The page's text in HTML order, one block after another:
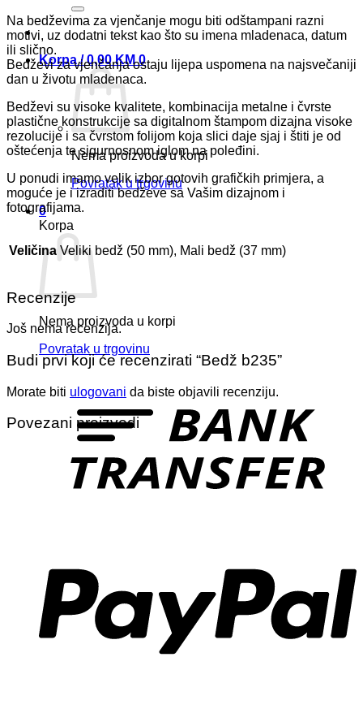
Korpa /0,00KM 0
Nema proizvoda u korpi
Povratak u trgovinu
0
Korpa
Nema proizvoda u korpi
Povratak u trgovinu
Na bedževima za vjenčanje mogu biti odštampani razni
motivi, uz dodatni tekst kao što su imena mladenaca, datum
ili slično.
Bedževi za vjenčanja ostaju lijepa uspomena na najsvečaniji
dan u životu mladenaca.
Bedževi su visoke kvalitete, kombinacija metalne i čvrste
plastične konstrukcije sa digitalnom štampom dizajna visoke
rezolucije i sa čvrstom folijom koja slici daje sjaj i štiti je od
oštećenja te sigurnosnom iglom na poleđini.
U ponudi imamo velik izbor gotovih grafičkih primjera, a
moguće je i izraditi bedževe sa Vašim dizajnom i
fotografijama.
Veličina Veliki bedž (50 mm), Mali bedž (37 mm)
Recenzije
Još nema recenzija.
Budi prvi koji će recenzirati “Bedž b235”
Morate biti ulogovani da biste objavili recenziju.
Povezani proizvodi